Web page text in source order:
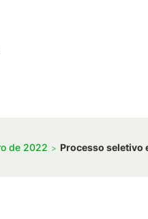
de 2022 Processo seletivo